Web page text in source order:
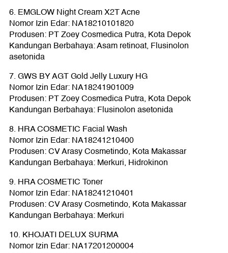
6. EMGLOW Night Cream X2T Acne
Nomor Izin Edar: NA18210101820
Produsen: PT Zoey Cosmedica Putra, Kota Depok
Kandungan Berbahaya: Asam retinoat, Flusinolon
asetonida
7. GWS BY AGT Gold Jelly Luxury HG
Nomor Izin Edar: NA18241901009
Produsen: PT Zoey Cosmedica Putra, Kota Depok
Kandungan Berbahaya: Flusinolon asetonida
8. HRA COSMETIC Facial Wash
Nomor Izin Edar: NA18241210400
Produsen: CV Arasy Cosmetindo, Kota Makassar
Kandungan Berbahaya: Merkuri, Hidrokinon
9. HRA COSMETIC Toner
Nomor Izin Edar: NA18241210401
Produsen: CV Arasy Cosmetindo, Kota Makassar
Kandungan Berbahaya: Merkuri
10. KHOJATI DELUX SURMA
Nomor Izin Edar: NA17201200004